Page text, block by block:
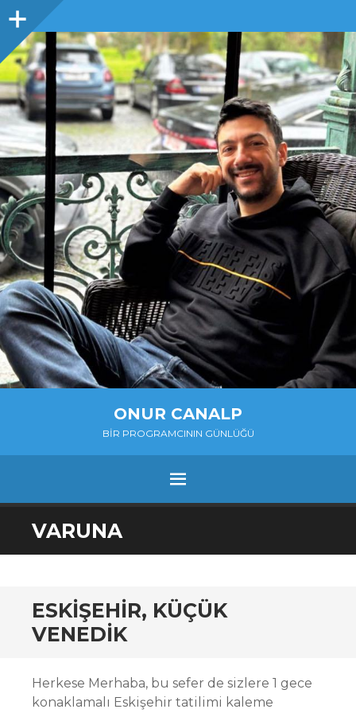
Sidebar
ONUR CANALP
BIR PROGRAMCININ GÜNLÜĞÜ
MENU
SKIP
TO
VARUNA
ESKIŞEHIR, KÜÇÜK
VENEDIK
Herkese Merhaba, bu sefer de sizlere 1 gece
konaklamalı Eskişehir tatilimi kaleme